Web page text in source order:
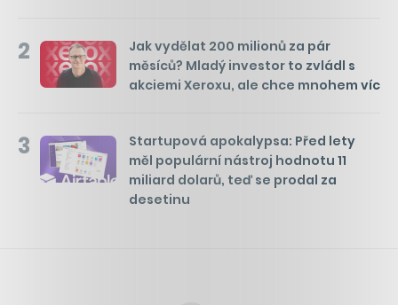
2
Jak vydělat 200 milionů za pár
měsíců? Mladý investor to zvládl s
akciemi Xeroxu, ale chce mnohem víc
3
Startupová apokalypsa: Před lety
měl populární nástroj hodnotu 11
miliard dolarů, teď se prodal za
desetinu